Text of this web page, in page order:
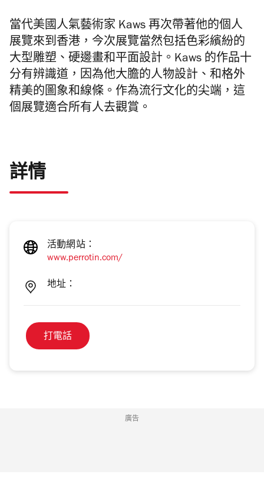
當代美國人氣藝術家 Kaws 再次帶著他的個人
展覽來到香港，今次展覽當然包括色彩繽紛的
大型雕塑、硬邊畫和平面設計。 Kaws 的作品十
分有辨識道，因為他大膽的人物設計、和格外
精美的圖象和線條。作為流行文化的尖端，這
個展覽適合所有人去觀賞。
詳情
活動網站：
www.perrotin.com/
地址：
打電話
廣告